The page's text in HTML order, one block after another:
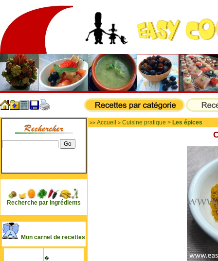
Recherche par ingrédients
Mon carnet de recettes
�
>> Accueil > Cuisine pratique > Les épices